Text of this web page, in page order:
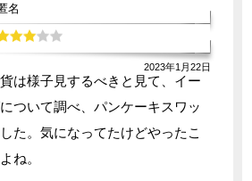
名
2023年1月22日
は様子見するべきと見て、イー
ついて調べ、パンケーキスワッ
た。気になってたけどやったこ
ね。